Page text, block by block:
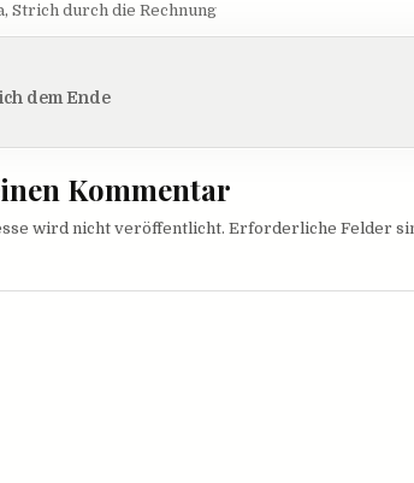
, Strich durch die Rechnung
dem Ende
Kommentar
wird nicht veröffentlicht. Erforderliche Felder